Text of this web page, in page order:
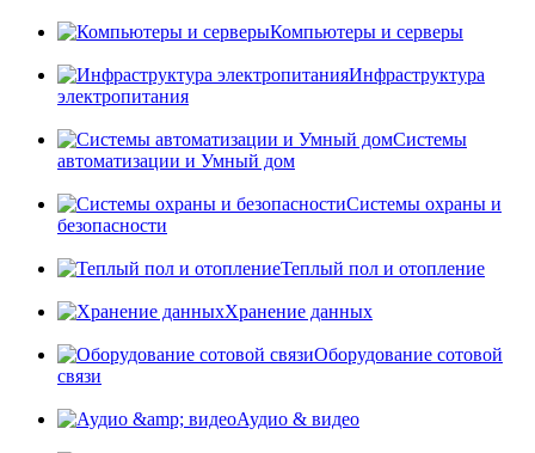
Компьютеры и серверы
Инфраструктура
электропитания
Системы
автоматизации и Умный дом
Системы охраны и
безопасности
Теплый пол и отопление
Хранение данных
Оборудование сотовой
связи
Аудио & видео